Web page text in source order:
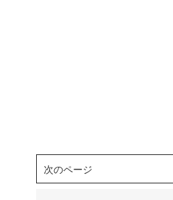
次のページ